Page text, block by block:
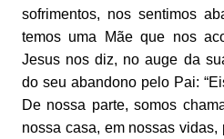
sofrimentos, nos sentimos
temos uma Mãe que nos
Jesus nos diz, no auge da
do seu abandono pelo Pai:
De nossa parte, somos
nossa casa, em nossas